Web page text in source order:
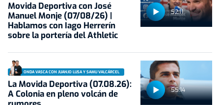
52:11
Movida Deportiva con José
Manuel Monje (07/08/26) |
Hablamos con Iago Herrerín
sobre la portería del Athletic
55:14
ONDA VASCA CON JUANJO LUSA Y SAMU VALCÁRCEL
La Movida Deportiva (07.08.26):
A Colonia en pleno volcán de